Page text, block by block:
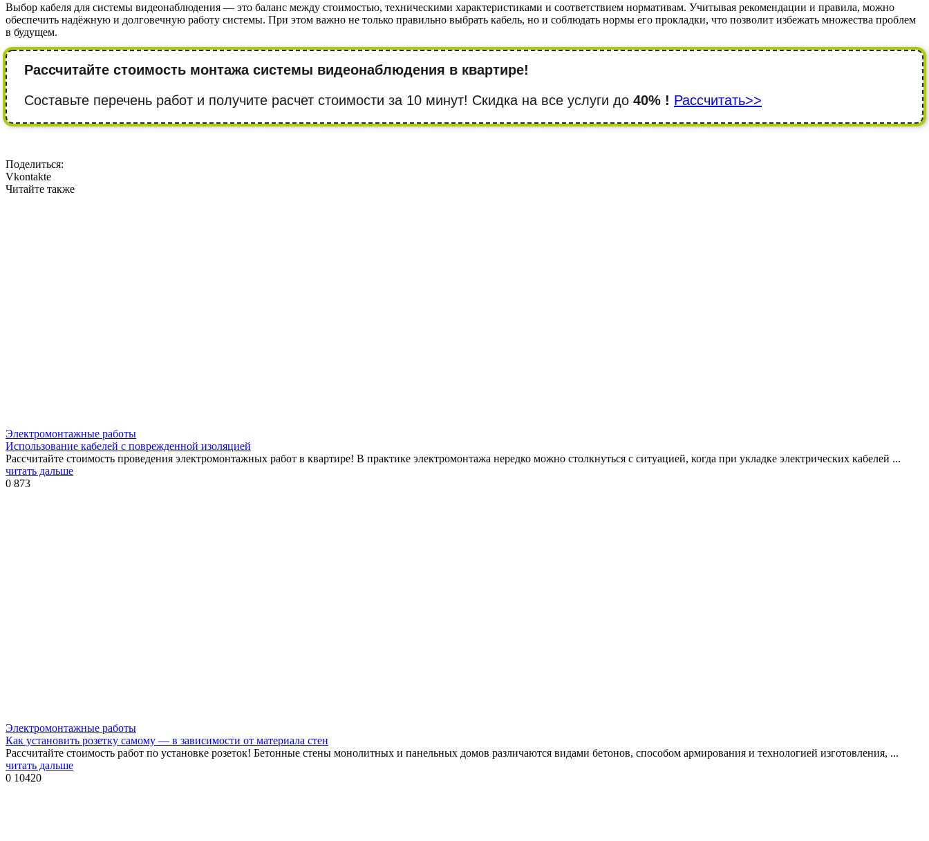
Выбор кабеля для системы видеонаблюдения — это баланс между стоимостью, техническими характеристиками и соответствием нормативам. Учитывая рекомендации и правила, можно
обеспечить надёжную и долговечную работу системы. При этом важно не только правильно выбрать кабель, но и соблюдать нормы его прокладки, что позволит избежать множества проблем
в будущем.
Рассчитайте стоимость монтажа системы видеонаблюдения в квартире!
Составьте перечень работ и получите расчет стоимости за 10 минут! Cкидка на все услуги до 40% ! Рассчитать>>
Поделиться:
Vkontakte
Читайте также
Электромонтажные работы
Использование кабелей с поврежденной изоляцией
Рассчитайте стоимость проведения электромонтажных работ в квартире! В практике электромонтажа нередко можно столкнуться с ситуацией, когда при укладке электрических кабелей ...
читать дальше
0 873
Электромонтажные работы
Как установить розетку самому — в зависимости от материала стен
Рассчитайте стоимость работ по установке розеток! Бетонные стены монолитных и панельных домов различаются видами бетонов, способом армирования и технологией изготовления, ...
читать дальше
0 10420